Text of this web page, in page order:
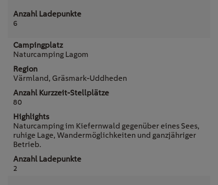
6
Naturcamping Lagom
Värmland, Gräsmark-Uddheden
80
Naturcamping im Kiefernwald gegenüber eines Sees,
ruhige Lage, Wandermöglichkeiten und ganzjähriger
Betrieb.
2